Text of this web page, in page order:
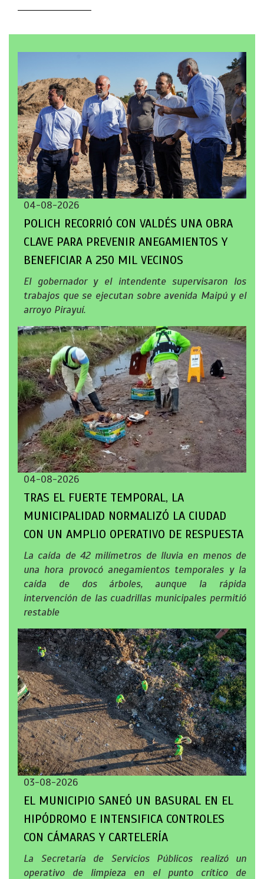
04-08-2026
POLICH RECORRIÓ CON VALDÉS UNA OBRA
CLAVE PARA PREVENIR ANEGAMIENTOS Y
BENEFICIAR A 250 MIL VECINOS
El gobernador y el intendente supervisaron los
trabajos que se ejecutan sobre avenida Maipú y el
arroyo Pirayuí.
04-08-2026
TRAS EL FUERTE TEMPORAL, LA
MUNICIPALIDAD NORMALIZÓ LA CIUDAD
CON UN AMPLIO OPERATIVO DE RESPUESTA
La caída de 42 milímetros de lluvia en menos de
una hora provocó anegamientos temporales y la
caída de dos árboles, aunque la rápida
intervención de las cuadrillas municipales permitió
restable
03-08-2026
EL MUNICIPIO SANEÓ UN BASURAL EN EL
HIPÓDROMO E INTENSIFICA CONTROLES
CON CÁMARAS Y CARTELERÍA
La Secretaría de Servicios Públicos realizó un
operativo de limpieza en el punto crítico de